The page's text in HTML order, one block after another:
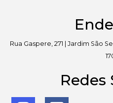
Rua Gaspere, 271 | Jardim São
Redes